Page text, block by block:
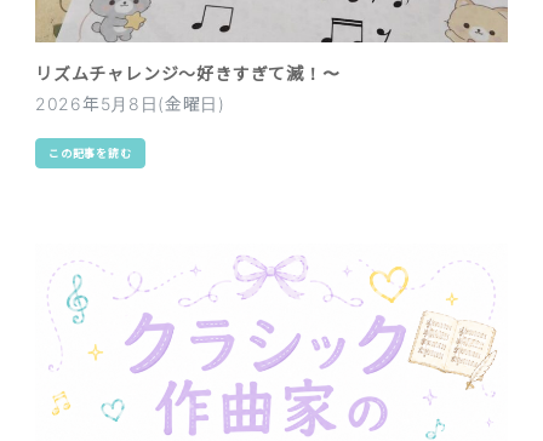
リズムチャレンジ〜好きすぎて滅！〜
2026年5月8日(金曜日)
この記事を読む